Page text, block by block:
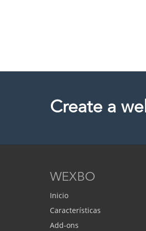
Create a
WEXBO
Inicio
Características
Add-ons